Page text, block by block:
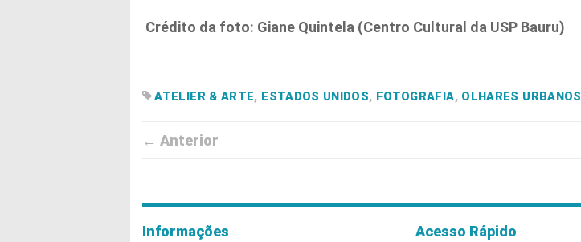
Crédito da foto: Giane Quintela (Centro Cultural da USP Bauru)
ATELIER & ARTE, ESTADOS UNIDOS, FOTOGRAFIA, OLHARES URBANOS
← Anterior
Informações Acesso Rápido